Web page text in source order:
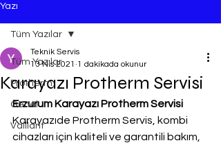
Yazı
Tüm Yazılar
Protherm
Genel
Vaillant
Tüm Yazılar
Karayazı Protherm Servisi
Teknik Servis
13 Nis 2021 1 dakikada okunur
Erzurum Karayazı Protherm Servisi
Karayazıde Protherm Servis, kombi
cihazları için kaliteli ve garantili bakım,